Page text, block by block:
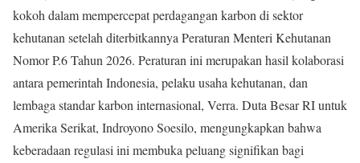
kokoh dalam mempercepat perdagangan karbon di sektor
kehutanan setelah diterbitkannya Peraturan Menteri Kehutanan
Nomor P.6 Tahun 2026. Peraturan ini merupakan hasil kolaborasi
antara pemerintah Indonesia, pelaku usaha kehutanan, dan
lembaga standar karbon internasional, Verra. Duta Besar RI untuk
Amerika Serikat, Indroyono Soesilo, mengungkapkan bahwa
keberadaan regulasi ini membuka peluang signifikan bagi